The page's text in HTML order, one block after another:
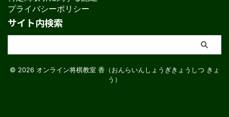
プライバシーポリシー
サイト内検索
© 2026 オンライン将棋教室 香（おんらいんしょうぎきょうしつ きょ
う）